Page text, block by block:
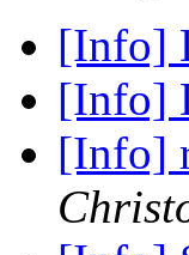
[Info]
[Info]
[Info]